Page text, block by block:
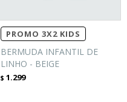
PROMO 3X2 KIDS
BERMUDA INFANTIL DE
LINHO - BEIGE
$ 1.299